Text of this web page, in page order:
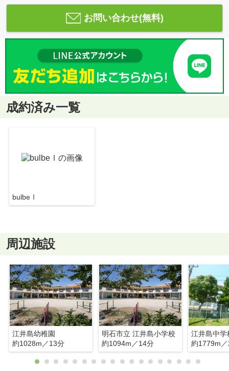
お問い合わせ(無料)
成約済み一覧
bulbeⅠ
周辺施設
江井島幼稚園
約1028m／13分
明石市立 江井島小学校
約1094m／14分
江井島中学
約1779m